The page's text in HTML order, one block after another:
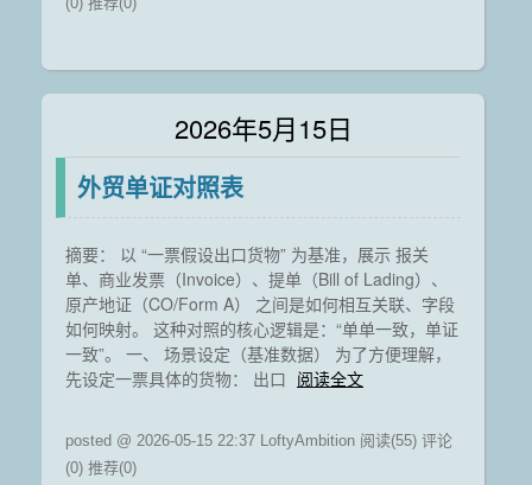
2026年5月15日
外贸单证对照表
摘要： 以 “一票假设出口货物” 为基准，展示 报关
单、商业发票（Invoice）、提单（Bill of Lading）、
原产地证（CO/Form A） 之间是如何相互关联、字段
如何映射。 这种对照的核心逻辑是：“单单一致，单证
一致”。 一、 场景设定（基准数据） 为了方便理解，
先设定一票具体的货物： 出口 阅读全文
posted @ 2026-05-15 22:37 LoftyAmbition 阅读(55) 评论
(0) 推荐(0)